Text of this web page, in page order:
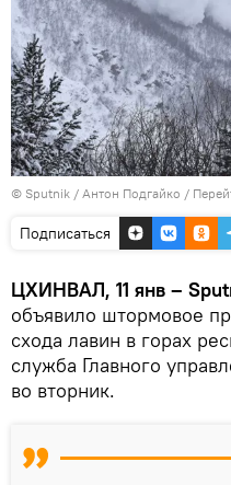
© Sputnik / Антон Подгайко /
Подписаться
ЦХИНВАЛ, 11 янв –
объявило штормовое
схода лавин в горах
служба Главного
во вторник.